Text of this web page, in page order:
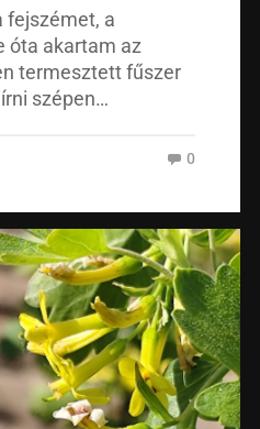
fejszémet, a
óta akartam az
termesztett fűszer
szépen…
0